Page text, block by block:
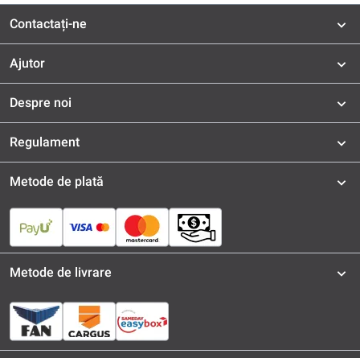
Contactați-ne
Ajutor
Despre noi
Regulament
Metode de plată
Metode de livrare